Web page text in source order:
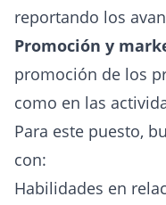
reportando los
Promoción y
promoción de los
como en las
Para este puesto,
con:
Habilidades en